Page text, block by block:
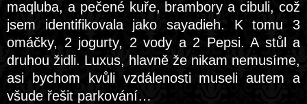
maqluba, a pečené kuře, brambory a cibuli, což
jsem identifikovala jako sayadieh. K tomu 3
omáčky, 2 jogurty, 2 vody a 2 Pepsi. A stůl a
druhou židli. Luxus, hlavně že nikam nemusíme,
asi bychom kvůli vzdálenosti museli autem a
všude řešit parkování…